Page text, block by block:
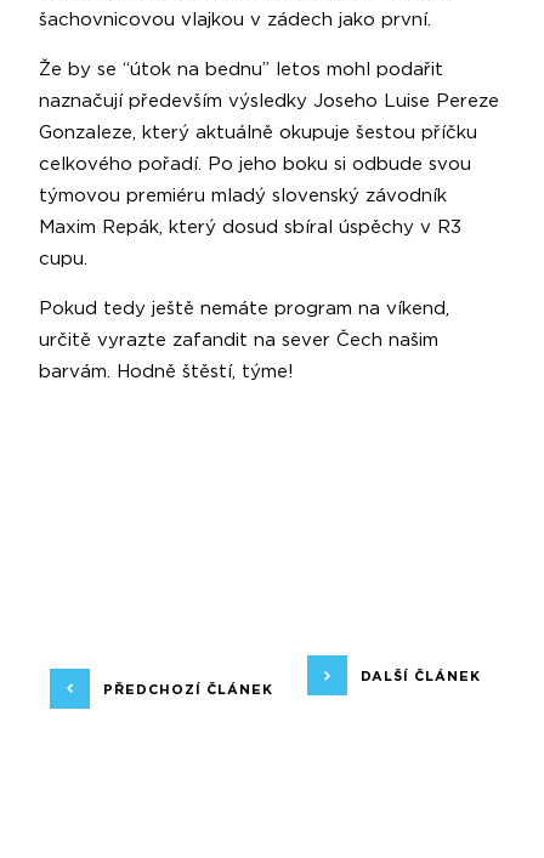
šachovnicovou vlajkou v zádech jako první.
Že by se “útok na bednu” letos mohl podařit
naznačují především výsledky Joseho Luise Pereze
Gonzaleze, který aktuálně okupuje šestou příčku
celkového pořadí. Po jeho boku si odbude svou
týmovou premiéru mladý slovenský závodník
Maxim Repák, který dosud sbíral úspěchy v R3
cupu.
Pokud tedy ještě nemáte program na víkend,
určitě vyrazte zafandit na sever Čech našim
barvám. Hodně štěstí, týme!
PŘEDCHOZÍ ČLÁNEK
DALŠÍ ČLÁNEK